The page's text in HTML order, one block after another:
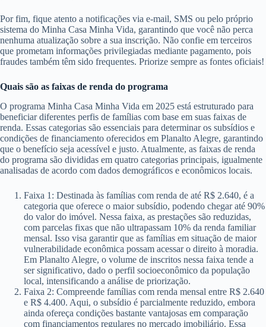
Por fim, fique atento a notificações via e-mail, SMS ou pelo próprio
sistema do Minha Casa Minha Vida, garantindo que você não perca
nenhuma atualização sobre a sua inscrição. Não confie em terceiros
que prometam informações privilegiadas mediante pagamento, pois
fraudes também têm sido frequentes. Priorize sempre as fontes oficiais!
Quais são as faixas de renda do programa
O programa Minha Casa Minha Vida em 2025 está estruturado para
beneficiar diferentes perfis de famílias com base em suas faixas de
renda. Essas categorias são essenciais para determinar os subsídios e
condições de financiamento oferecidos em Planalto Alegre, garantindo
que o benefício seja acessível e justo. Atualmente, as faixas de renda
do programa são divididas em quatro categorias principais, igualmente
analisadas de acordo com dados demográficos e econômicos locais.
Faixa 1: Destinada às famílias com renda de até R$ 2.640, é a
categoria que oferece o maior subsídio, podendo chegar até 90%
do valor do imóvel. Nessa faixa, as prestações são reduzidas,
com parcelas fixas que não ultrapassam 10% da renda familiar
mensal. Isso visa garantir que as famílias em situação de maior
vulnerabilidade econômica possam acessar o direito à moradia.
Em Planalto Alegre, o volume de inscritos nessa faixa tende a
ser significativo, dado o perfil socioeconômico da população
local, intensificando a análise de priorização.
Faixa 2: Compreende famílias com renda mensal entre R$ 2.640
e R$ 4.400. Aqui, o subsídio é parcialmente reduzido, embora
ainda ofereça condições bastante vantajosas em comparação
com financiamentos regulares no mercado imobiliário. Essa